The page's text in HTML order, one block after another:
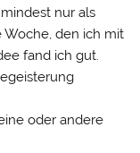
nur als
Woche, den ich mit
fand ich gut.
oder andere